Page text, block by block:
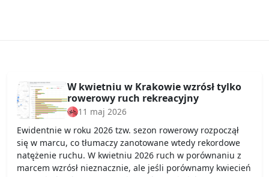
W kwietniu w Krakowie wzrósł tylko
rowerowy ruch rekreacyjny
11 maj 2026
Ewidentnie w roku 2026 tzw. sezon rowerowy rozpoczął
się w marcu, co tłumaczy zanotowane wtedy rekordowe
natężenie ruchu. W kwietniu 2026 ruch w porównaniu z
marcem wzrósł nieznacznie, ale jeśli porównamy kwiecień